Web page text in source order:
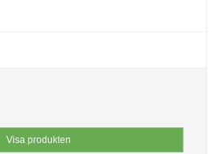
Visa produkten